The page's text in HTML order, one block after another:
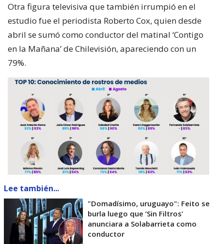
Otra figura televisiva que también irrumpió en el
estudio fue el periodista Roberto Cox, quien desde
abril se sumó como conductor del matinal ‘Contigo
en la Mañana’ de Chilevisión, apareciendo con un
79%.
Lee también...
"Domadísimo, uruguayo": Feito se
burla luego que ’Sin Filtros’
anunciara a Solabarrieta como
conductor